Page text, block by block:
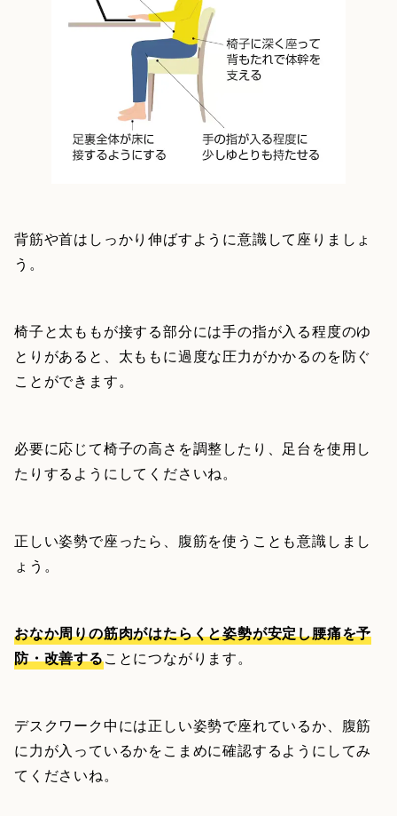
背筋や首はしっかり伸ばすように意識して座りましょ
う。
椅子と太ももが接する部分には手の指が入る程度のゆ
とりがあると、太ももに過度な圧力がかかるのを防ぐ
ことができます。
必要に応じて椅子の高さを調整したり、足台を使用し
たりするようにしてくださいね。
正しい姿勢で座ったら、腹筋を使うことも意識しまし
ょう。
おなか周りの筋肉がはたらくと姿勢が安定し腰痛を予
防・改善することにつながります。
デスクワーク中には正しい姿勢で座れているか、腹筋
に力が入っているかをこまめに確認するようにしてみ
てくださいね。